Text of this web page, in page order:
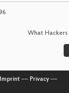
What Hackers
Imprint–– Privacy––